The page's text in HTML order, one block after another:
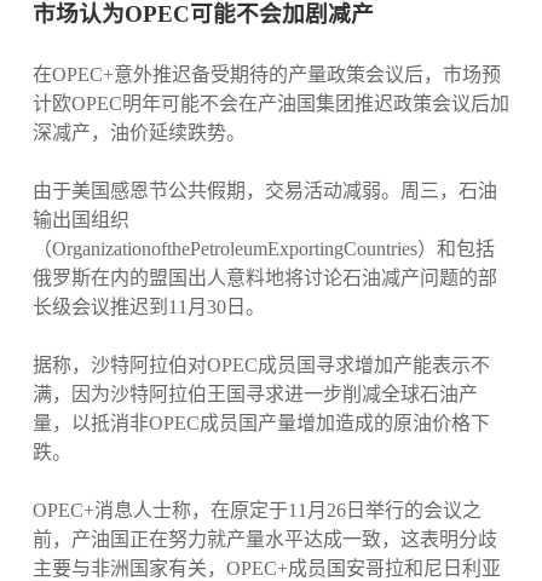
市场认为OPEC可能不会加剧减产
在OPEC+意外推迟备受期待的产量政策会议后，市场预
计欧OPEC明年可能不会在产油国集团推迟政策会议后加
深减产，油价延续跌势。
由于美国感恩节公共假期，交易活动减弱。周三，石油
输出国组织
（OrganizationofthePetroleumExportingCountries）和包括
俄罗斯在内的盟国出人意料地将讨论石油减产问题的部
长级会议推迟到11月30日。
据称，沙特阿拉伯对OPEC成员国寻求增加产能表示不
满，因为沙特阿拉伯王国寻求进一步削减全球石油产
量，以抵消非OPEC成员国产量增加造成的原油价格下
跌。
OPEC+消息人士称，在原定于11月26日举行的会议之
前，产油国正在努力就产量水平达成一致，这表明分歧
主要与非洲国家有关，OPEC+成员国安哥拉和尼日利亚